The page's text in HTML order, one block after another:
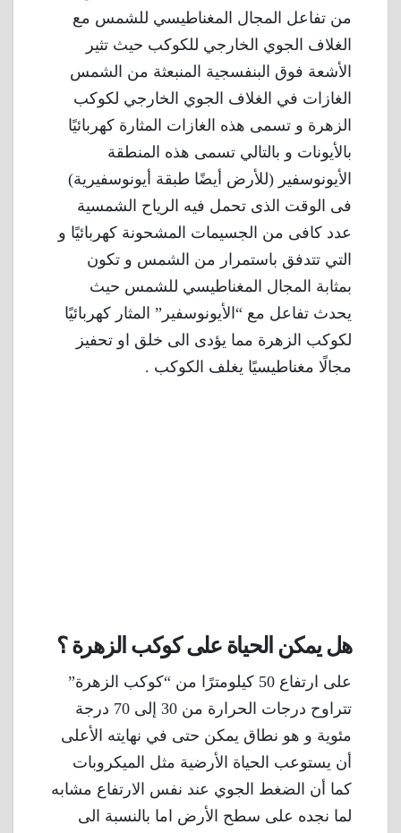
من تفاعل المجال المغناطيسي للشمس مع
الغلاف الجوي الخارجي للكوكب حيث تثير
الأشعة فوق البنفسجية المنبعثة من الشمس
الغازات في الغلاف الجوي الخارجي لكوكب
الزهرة و تسمى هذه الغازات المثارة كهربائيًا
بالأيونات و بالتالي تسمى هذه المنطقة
الأيونوسفير (للأرض أيضًا طبقة أيونوسفيرية)
فى الوقت الذى تحمل فيه الرياح الشمسية
عدد كافى من الجسيمات المشحونة كهربائيًا و
التي تتدفق باستمرار من الشمس و تكون
بمثابة المجال المغناطيسي للشمس حيث
يحدث تفاعل مع “الأيونوسفير” المثار كهربائيًا
لكوكب الزهرة مما يؤدى الى خلق او تحفيز
مجالًا مغناطيسيًا يغلف الكوكب .
هل يمكن الحياة على كوكب الزهرة ؟
على ارتفاع 50 كيلومترًا من “كوكب الزهرة”
تتراوح درجات الحرارة من 30 إلى 70 درجة
مئوية و هو نطاق يمكن حتى في نهايته الأعلى
أن يستوعب الحياة الأرضية مثل الميكروبات
كما أن الضغط الجوي عند نفس الارتفاع مشابه
لما نجده على سطح الأرض اما بالنسبة الى